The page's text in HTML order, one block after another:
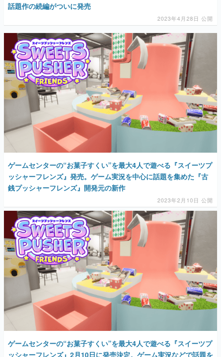
話題作の続編がついに発売
2023年4月28日 公開
ゲームセンターの“お菓子すくい”を最大4人で遊べる『スイーツプ
ッシャーフレンズ』発売。ゲーム実況を中心に話題を集めた『古
銭プッシャーフレンズ』開発元の新作
2023年2月10日 公開
ゲームセンターの“お菓子すくい”を最大4人で遊べる『スイーツプ
ッシャーフレンズ』2月10日に発売決定。ゲーム実況などで話題を